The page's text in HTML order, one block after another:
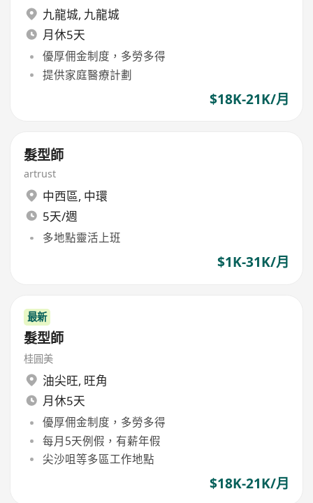
九龍城, 九龍城
月休5天
優厚佣金制度，多勞多得
提供家庭醫療計劃
$18K-21K/月
髮型師
artrust
中西區, 中環
5天/週
多地點靈活上班
$1K-31K/月
最新
髮型師
桂圓美
油尖旺, 旺角
月休5天
優厚佣金制度，多勞多得
每月5天例假，有薪年假
尖沙咀等多區工作地點
$18K-21K/月